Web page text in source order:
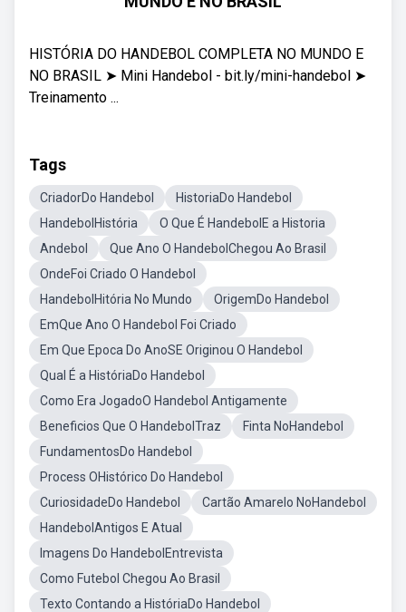
HISTÓRIA DO HANDEBOL COMPLETA NO MUNDO E
NO BRASIL ➤ Mini Handebol - bit.ly/mini-handebol ➤
Treinamento ...
Tags
CriadorDo Handebol
HistoriaDo Handebol
HandebolHistória
O Que É HandebolE a Historia
Andebol
Que Ano O HandebolChegou Ao Brasil
OndeFoi Criado O Handebol
HandebolHitória No Mundo
OrigemDo Handebol
EmQue Ano O Handebol Foi Criado
Em Que Epoca Do AnoSE Originou O Handebol
Qual É a HistóriaDo Handebol
Como Era JogadoO Handebol Antigamente
Beneficios Que O HandebolTraz
Finta NoHandebol
FundamentosDo Handebol
Process OHistórico Do Handebol
CuriosidadeDo Handebol
Cartão Amarelo NoHandebol
HandebolAntigos E Atual
Imagens Do HandebolEntrevista
Como Futebol Chegou Ao Brasil
Texto Contando a HistóriaDo Handebol